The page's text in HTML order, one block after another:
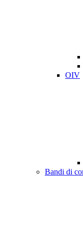
OIV
Bandi di